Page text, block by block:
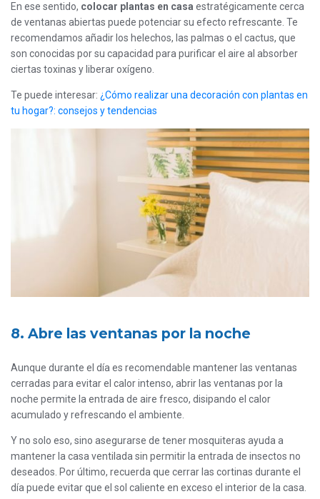
En ese sentido, colocar plantas en casa estratégicamente cerca
de ventanas abiertas puede potenciar su efecto refrescante. Te
recomendamos añadir los helechos, las palmas o el cactus, que
son conocidas por su capacidad para purificar el aire al absorber
ciertas toxinas y liberar oxígeno.
Te puede interesar: ¿Cómo realizar una decoración con plantas en
tu hogar?: consejos y tendencias
8. Abre las ventanas por la noche
Aunque durante el día es recomendable mantener las ventanas
cerradas para evitar el calor intenso, abrir las ventanas por la
noche permite la entrada de aire fresco, disipando el calor
acumulado y refrescando el ambiente.
Y no solo eso, sino asegurarse de tener mosquiteras ayuda a
mantener la casa ventilada sin permitir la entrada de insectos no
deseados. Por último, recuerda que cerrar las cortinas durante el
día puede evitar que el sol caliente en exceso el interior de la casa.